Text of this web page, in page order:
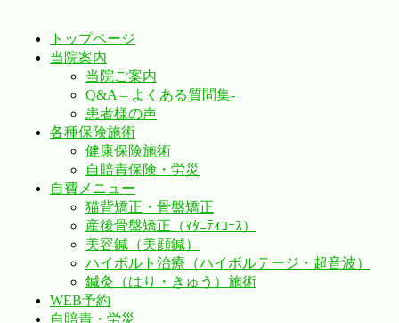
トップページ
当院案内
当院ご案内
Q&A – よくある質問集-
患者様の声
各種保険施術
健康保険施術
自賠責保険・労災
自費メニュー
猫背矯正・骨盤矯正
産後骨盤矯正（ﾏﾀﾆﾃｨｺｰｽ）
美容鍼（美顔鍼）
ハイボルト治療（ハイボルテージ・超音波）
鍼灸（はり・きゅう）施術
WEB予約
自賠責・労災